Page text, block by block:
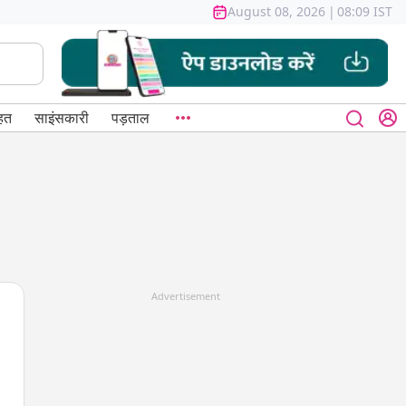
August 08, 2026 | 08:09 IST
साइंसकारी पड़ताल
Advertisement